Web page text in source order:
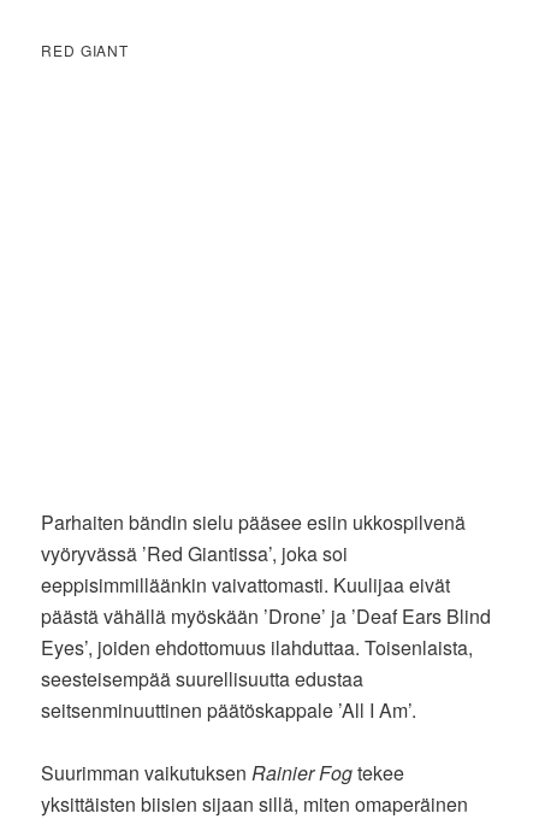
RED GIANT
Parhaiten bändin sielu pääsee esiin ukkospilvenä
vyöryvässä ’Red Giantissa’, joka soi
eeppisimmilläänkin vaivattomasti. Kuulijaa eivät
päästä vähällä myöskään ’Drone’ ja ’Deaf Ears Blind
Eyes’, joiden ehdottomuus ilahduttaa. Toisenlaista,
seesteisempää suurellisuutta edustaa
seitsenminuuttinen päätöskappale ’All I Am’.
Suurimman vaikutuksenRainier Fogtekee
yksittäisten biisien sijaan sillä, miten omaperäinen